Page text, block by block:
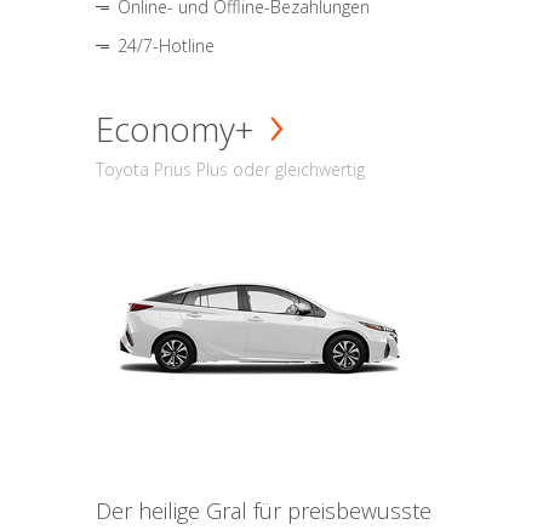
Online- und Offline-Bezahlungen
24/7-Hotline
Economy+
Toyota Prius Plus oder gleichwertig
Der heilige Gral für preisbewusste